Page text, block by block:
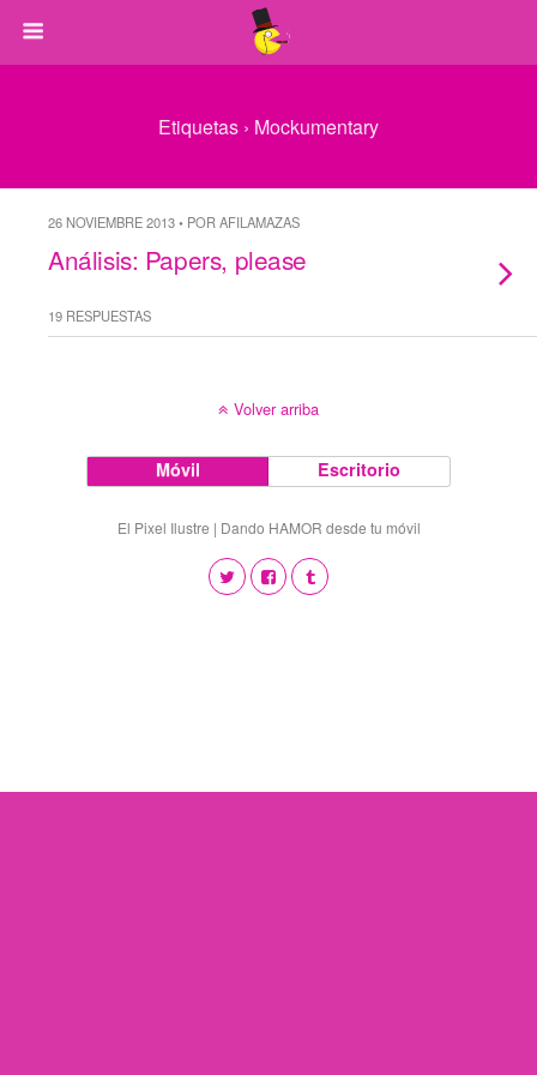
Etiquetas › Mockumentary
26 NOVIEMBRE 2013 • POR AFILAMAZAS
Análisis: Papers, please
19 RESPUESTAS
Volver arriba
Móvil Escritorio
El Pixel Ilustre | Dando HAMOR desde tu móvil